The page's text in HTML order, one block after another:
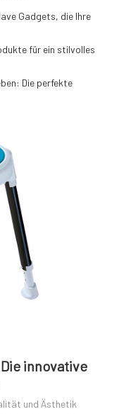
innovative
und Ästhetik
Gadgets, die Ihre
für ein stilvolles
Die perfekte